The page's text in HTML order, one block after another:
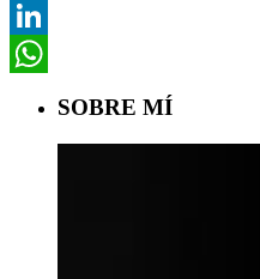
Pinterest
LinkedIn
SOBRE MÍ